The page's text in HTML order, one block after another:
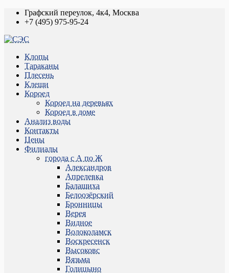
Графский переулок, 4к4, Москва
+7 (495) 975-95-24
Клопы
Тараканы
Плесень
Клещи
Короед
Короед на деревьях
Короед в доме
Анализ воды
Контакты
Цены
Филиалы
города с А по Ж
Александров
Апрелевка
Балашиха
Белоозёрский
Бронницы
Верея
Видное
Волоколамск
Воскресенск
Высоковс
Вязьма
Голицыно